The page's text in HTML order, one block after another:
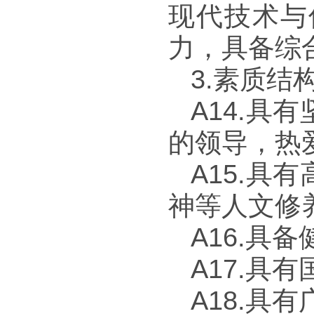
现代技术
力，具备综
3.素质结
A14.具有
的领导，热
A15.具有
神等人文修
A16.具备
A17.具有
A18.具有